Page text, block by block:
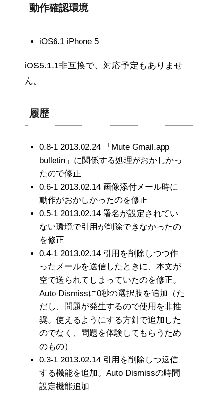
動作確認環境
iOS6.1 iPhone 5
iOS5.1.1非互換で、対応予定もありませ
ん。
履歴
0.8-1 2013.02.24 「Mute Gmail.app
bulletin」に関係する処理がおかしかっ
たので修正
0.6-1 2013.02.14 画像添付メール時に
動作がおかしかったのを修正
0.5-1 2013.02.14 署名が設定されてい
ない環境で引用が削除できなかったの
を修正
0.4-1 2013.02.14 引用を削除しつつ作
ったメールを送信したときに、本文が
空で送られてしまっていたのを修正。
Auto Dismissに0秒の選択肢を追加（た
だし、問題が発生するので使用を非推
奨。使えるようにする方針で追加した
のでなく、問題を体験してもらうため
のもの）
0.3-1 2013.02.14 引用を削除しつ返信
する機能を追加。Auto Dismissの時間
設定機能追加